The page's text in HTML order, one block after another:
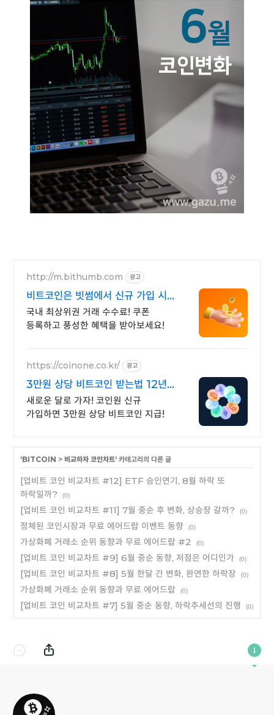
http://m.bithumb.com 광고
비트코인은 빗썸에서 신규 가입 시
5만원 혜택
국내 최상위권 거래 수수료! 쿠폰
등록하고 풍성한 혜택을 받아보세요!
https://coinone.co.kr/ 광고
3만원 상당 비트코인 받는법 12년
무사고 거래소
새로운 달로 가자! 코인원 신규
가입하면 3만원 상당 비트코인 지급!
'BITCOIN > 비교하자 코인차트' 카테고리의 다른 글
[업비트 코인 비교차트 #12] ETF 승인연기, 8월 하락 또
하락일까?
(0)
[업비트 코인 비교차트 #11] 7월 중순 후 변화, 상승장 갈까? (0)
정체된 코인시장과 무료 에어드랍 이벤트 동향 (0)
가상화폐 거래소 순위 동향과 무료 에어드랍 #2 (0)
[업비트 코인 비교차트 #9] 6월 중순 동향, 저점은 어디인가 (0)
[업비트 코인 비교차트 #8] 5월 한달 간 변화, 완연한 하락장 (0)
가상화폐 거래소 순위 동향과 무료 에어드랍 (0)
[업비트 코인 비교차트 #7] 5월 중순 동향, 하락추세선의 진행 (0)